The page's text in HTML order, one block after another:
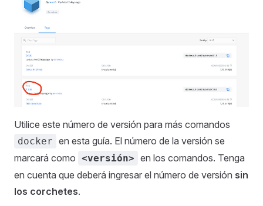
Utilice este número de versión para más comandos
docker en esta guía. El número de la versión se
marcará como <versión> en los comandos. Tenga
en cuenta que deberá ingresar el número de versión sin
los corchetes.